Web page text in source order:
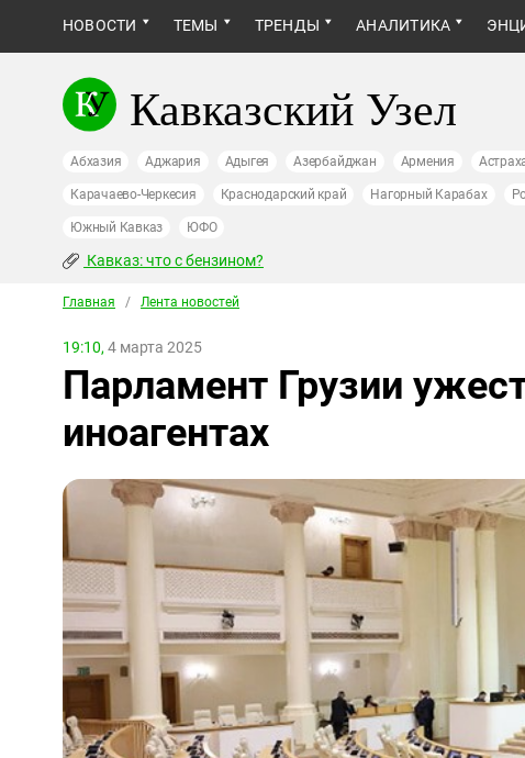
НОВОСТИ ТЕМЫ ТРЕНДЫ АНАЛИТИКА
Кавказский Узел
Абхазия Аджария Адыгея Азербайджан Армения
Карачаево-Черкесия Краснодарский край Нагорный Карабах
Южный Кавказ ЮФО
Кавказ: что с бензином?
Главная / Лента новостей
19:10, 4 марта 2025
Парламент Грузии
иноагентах